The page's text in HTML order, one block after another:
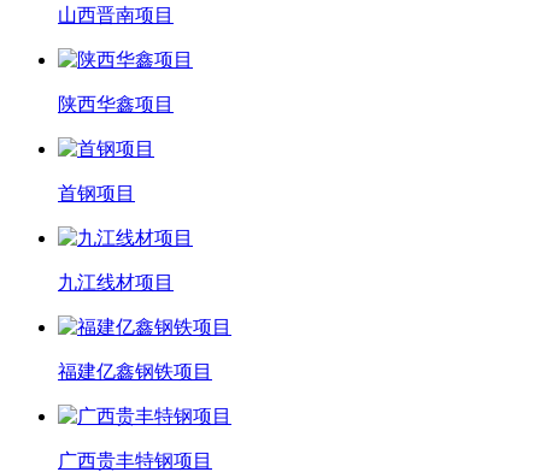
山西晋南项目
陕西华鑫项目
首钢项目
九江线材项目
福建亿鑫钢铁项目
广西贵丰特钢项目